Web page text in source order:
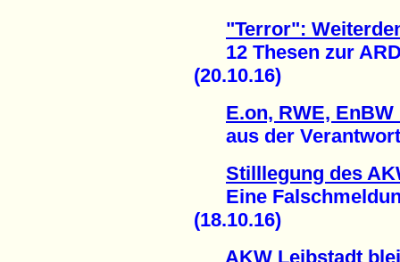
"Terror":
12 Thesen zur
(20.10.16)
E.on, RWE,
aus der
Stilllegung des
Eine
(18.10.16)
AKW Leibstadt